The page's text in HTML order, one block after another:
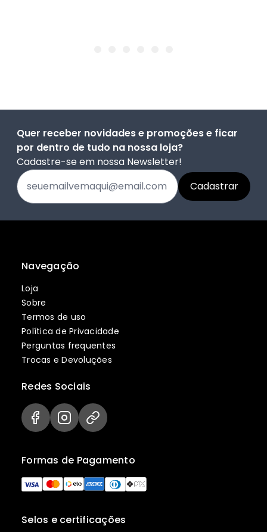
Quer receber novidades e promoções e ficar
por dentro de tudo na nossa loja?
Cadastre-se em nossa Newsletter!
Navegação
Loja
Sobre
Termos de uso
Política de Privacidade
Perguntas frequentes
Trocas e Devoluções
Selos e certificações
Formas de Pagamento
Redes Sociais